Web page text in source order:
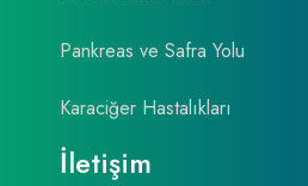
Pankreas ve Safra Yolu
Karaciğer Hastalıkları
İletişim